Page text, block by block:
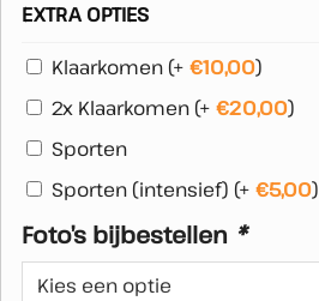
EXTRA OPTIES
Klaarkomen (+ €10,00)
2x Klaarkomen (+ €20,00)
Sporten
Sporten (intensief) (+ €5,00)
Foto’s bijbestellen *